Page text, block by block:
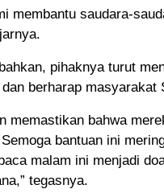
membantu saudara-
pihaknya turut
berharap masyarakat
memastikan bahwa
bantuan ini
malam ini menjadi
tegasnya.